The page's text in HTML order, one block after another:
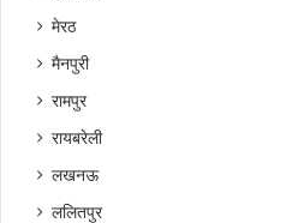
मेरठ
मैनपुरी
रामपुर
रायबरेली
लखनऊ
ललितपुर